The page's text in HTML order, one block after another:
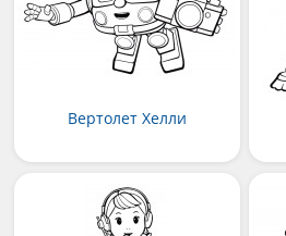
Вертолет Хелли